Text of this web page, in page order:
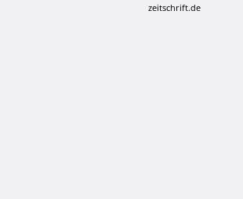
zeitschrift.de